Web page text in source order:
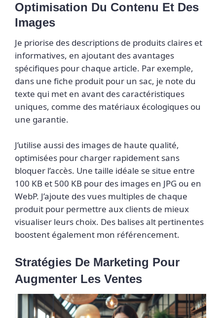
Optimisation Du Contenu Et Des
Images
Je priorise des descriptions de produits claires et
informatives, en ajoutant des avantages
spécifiques pour chaque article. Par exemple,
dans une fiche produit pour un sac, je note du
texte qui met en avant des caractéristiques
uniques, comme des matériaux écologiques ou
une garantie.
J’utilise aussi des images de haute qualité,
optimisées pour charger rapidement sans
bloquer l’accès. Une taille idéale se situe entre
100 KB et 500 KB pour des images en JPG ou en
WebP. J’ajoute des vues multiples de chaque
produit pour permettre aux clients de mieux
visualiser leurs choix. Des balises alt pertinentes
boostent également mon référencement.
Stratégies De Marketing Pour
Augmenter Les Ventes